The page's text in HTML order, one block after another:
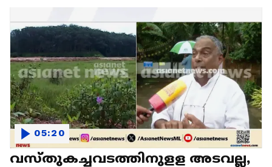
വസ്തുകച്ചവടത്തിനുളള അടവല്ല,
05:20